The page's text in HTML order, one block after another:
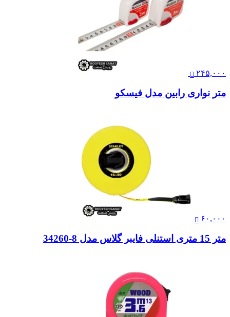
۲۴۵,۰۰۰
متر نواری رابین مدل فیسکو
۶۰,۰۰۰
متر 15 متری استنلی فایبر گلاس مدل 8-34260